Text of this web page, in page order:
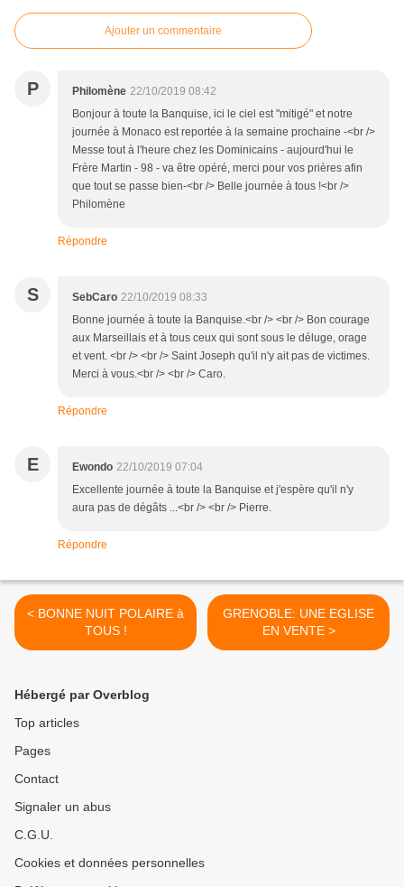
Ajouter un commentaire
P Philomène 22/10/2019 08:42
Bonjour à toute la Banquise, ici le ciel est "mitigé" et notre
journée à Monaco est reportée à la semaine prochaine -<br />
Messe tout à l'heure chez les Dominicains - aujourd'hui le
Frère Martin - 98 - va être opéré, merci pour vos prières afin
que tout se passe bien-<br /> Belle journée à tous !<br />
Philomène
Répondre
S SebCaro 22/10/2019 08:33
Bonne journée à toute la Banquise.<br /> <br /> Bon courage
aux Marseillais et à tous ceux qui sont sous le déluge, orage
et vent. <br /> <br /> Saint Joseph qu'il n'y ait pas de victimes.
Merci à vous.<br /> <br /> Caro.
Répondre
E Ewondo 22/10/2019 07:04
Excellente journée à toute la Banquise et j'espère qu'il n'y
aura pas de dégâts ...<br /> <br /> Pierre.
Répondre
< BONNE NUIT POLAIRE à
TOUS !
GRENOBLE: UNE EGLISE
EN VENTE >
Hébergé par Overblog
Top articles
Pages
Contact
Signaler un abus
C.G.U.
Cookies et données personnelles